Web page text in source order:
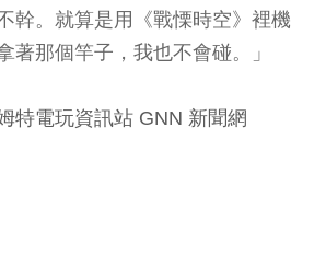
幹。就算是用《戰慄時空》裡機
著那個竿子，我也不會碰。」
特電玩資訊站 GNN 新聞網